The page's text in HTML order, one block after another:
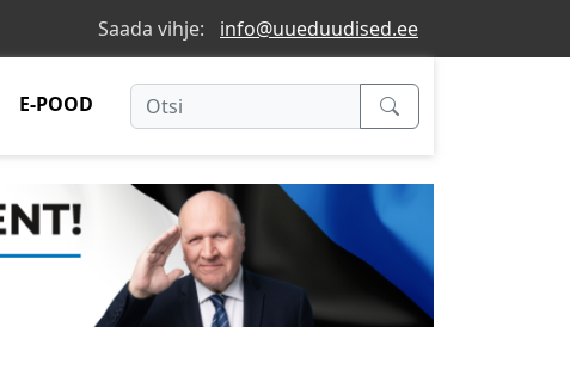
Saada vihje: info@uueduudised.ee
E-POOD